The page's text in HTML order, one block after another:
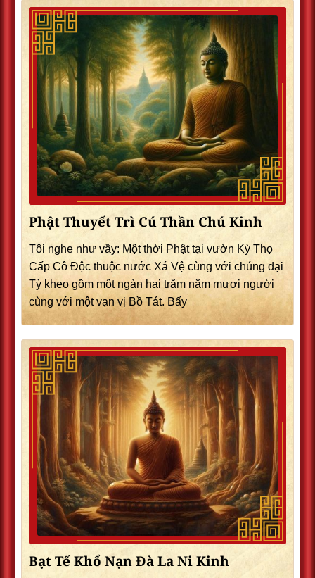
Phật Thuyết Trì Cú Thần Chú Kinh
Tôi nghe như vầy: Một thời Phật tại vườn Kỳ Thọ
Cấp Cô Độc thuộc nước Xá Vệ cùng với chúng đại
Tỳ kheo gồm một ngàn hai trăm năm mươi người
cùng với một vạn vị Bồ Tát. Bấy
Bạt Tế Khổ Nạn Đà La Ni Kinh